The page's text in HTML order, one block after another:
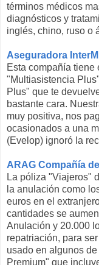
términos médicos
diagnósticos y
inglés, chino, ruso o
Aseguradora
Esta compañía tiene
"Multiasistencia
Plus" que te
bastante cara.
muy positiva, nos
ocasionados a una
(Evelop) ignoró la
ARAG Compañía
La póliza "Viajeros"
la anulación como
euros en el
cantidades se
Anulación y 20.000
repatriación, para
usado en algunos
Premium" que